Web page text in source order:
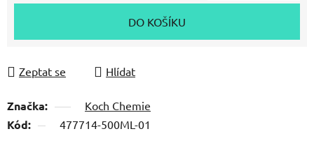
DO KOŠÍKU
Zeptat se Hlídat
Značka: Koch Chemie
Kód: 477714-500ML-01